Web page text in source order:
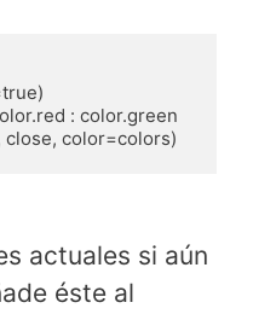
: color.green
close, color=colors)
actuales si aún
éste al